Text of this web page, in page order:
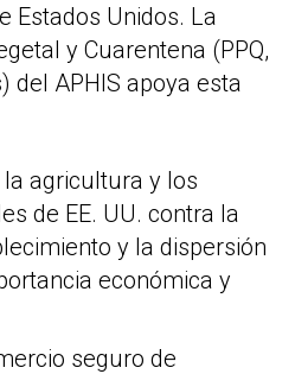
Estados Unidos. La
y Cuarentena (PPQ,
del APHIS apoya esta
agricultura y los
de EE. UU. contra la
y la dispersión
económica y
seguro de